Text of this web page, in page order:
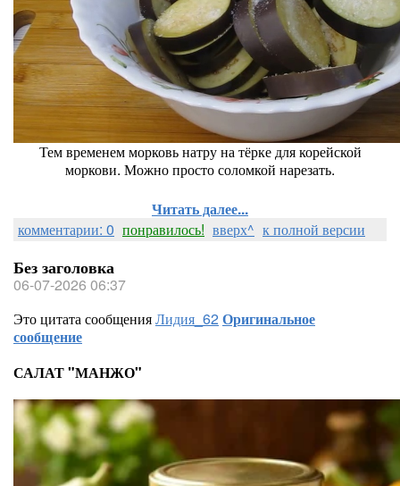
Тем временем морковь натру на тёрке для корейской
моркови. Можно просто соломкой нарезать.
Читать далее...
комментарии: 0 понравилось! вверх^ к полной версии
Без заголовка
06-07-2026 06:37
Это цитата сообщенияЛидия_62Оригинальное
сообщение
САЛАТ "МАНЖО"